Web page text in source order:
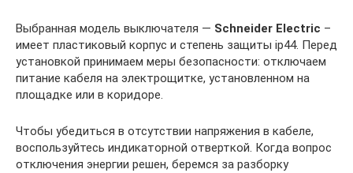
Выбранная модель выключателя — Schneider Electric –
имеет пластиковый корпус и степень защиты ip44. Перед
установкой принимаем меры безопасности: отключаем
питание кабеля на электрощитке, установленном на
площадке или в коридоре.
Чтобы убедиться в отсутствии напряжения в кабеле,
воспользуйтесь индикаторной отверткой. Когда вопрос
отключения энергии решен, беремся за разборку